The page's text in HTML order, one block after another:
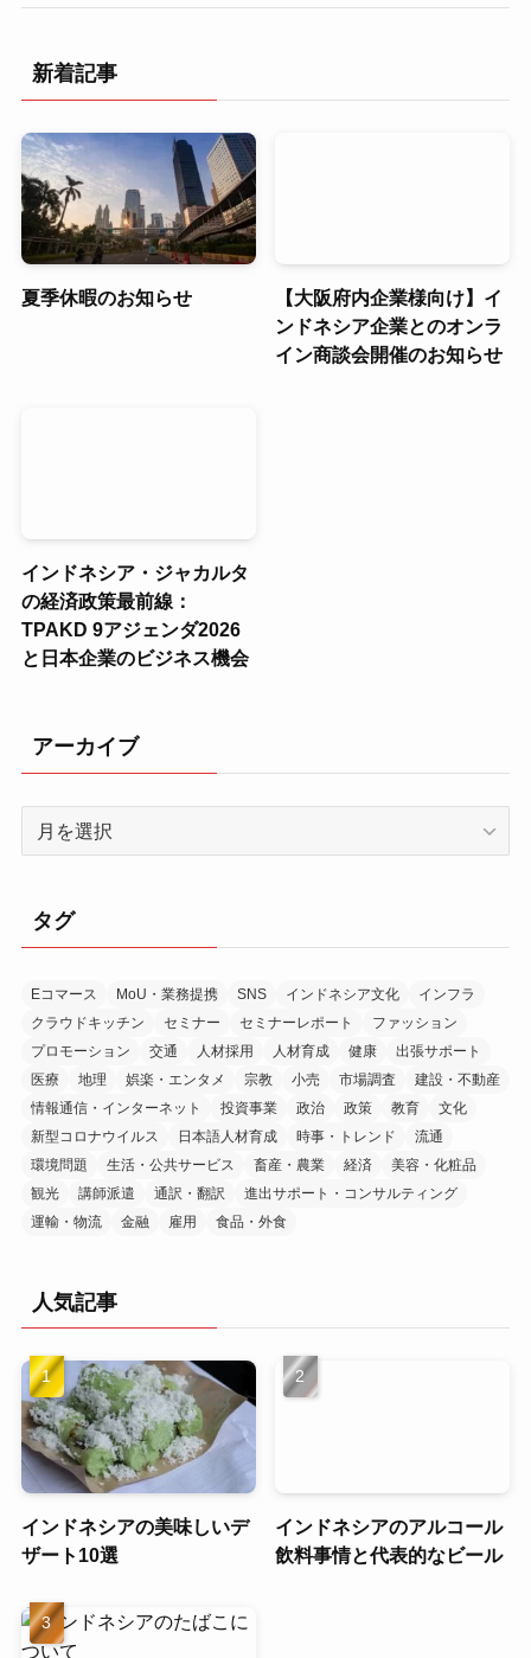
新着記事
夏季休暇のお知らせ
【大阪府内企業様向け】イ
ンドネシア企業とのオンラ
イン商談会開催のお知らせ
インドネシア・ジャカルタ
の経済政策最前線：
TPAKD 9アジェンダ2026
と日本企業のビジネス機会
アーカイブ
ブ
タグ
Eコマース MoU・業務提携 SNS インドネシア文化
インフラ
クラウドキッチン
セミナー セミナーレポート
ファッション
プロモーション
交通 人材採用 人材育成 健康
出張サポート
医療
地理 娯楽・エンタメ 宗教 小売 市場調査
建設・不動産
情報通信・インターネット
投資事業 政治 政策 教育
文化
新型コロナウイルス
日本語人材育成 時事・トレンド
流通
環境問題
生活・公共サービス 畜産・農業 経済
美容・化粧品
観光
講師派遣 通訳・翻訳
進出サポート・コンサルティング
運輸・物流
金融 雇用 食品・外食
人気記事
インドネシアの美味しいデ
ザート10選
インドネシアのアルコール
飲料事情と代表的なビール